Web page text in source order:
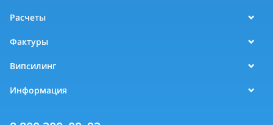
Расчеты
Фактуры
Випсилинг
Информация